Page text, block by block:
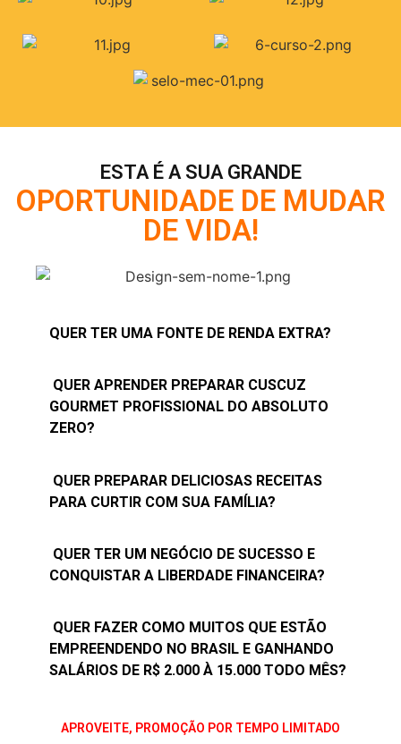
ESTA É A SUA GRANDE
OPORTUNIDADE DE MUDAR
DE VIDA!
QUER TER UMA FONTE DE RENDA EXTRA?
QUER APRENDER PREPARAR CUSCUZ
GOURMET PROFISSIONAL DO ABSOLUTO
ZERO?
QUER PREPARAR DELICIOSAS RECEITAS
PARA CURTIR COM SUA FAMÍLIA?
QUER TER UM NEGÓCIO DE SUCESSO E
CONQUISTAR A LIBERDADE FINANCEIRA?
QUER FAZER COMO MUITOS QUE ESTÃO
EMPREENDENDO NO BRASIL E GANHANDO
SALÁRIOS DE R$ 2.000 À 15.000 TODO MÊS?
APROVEITE, PROMOÇÃO POR TEMPO LIMITADO